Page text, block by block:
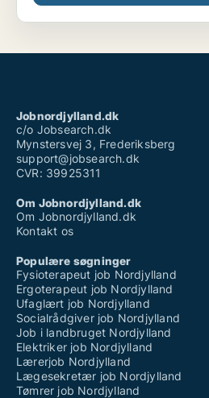
Jobnordjylland.dk
c/o Jobsearch.dk
Mynstersvej 3, Frederiksberg
support@jobsearch.dk
CVR: 39925311
Om Jobnordjylland.dk
Om Jobnordjylland.dk
Kontakt os
Populære søgninger
Fysioterapeut job Nordjylland
Ergoterapeut job Nordjylland
Ufaglært job Nordjylland
Socialrådgiver job Nordjylland
Job i landbruget Nordjylland
Elektriker job Nordjylland
Lærerjob Nordjylland
Lægesekretær job Nordjylland
Tømrer job Nordjylland